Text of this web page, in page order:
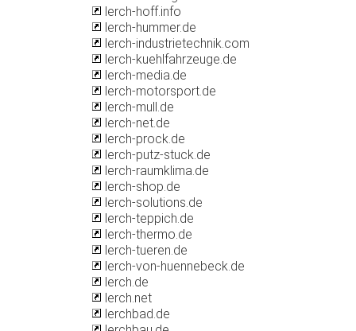
lerch-hoff.info
lerch-hummer.de
lerch-industrietechnik.com
lerch-kuehlfahrzeuge.de
lerch-media.de
lerch-motorsport.de
lerch-mull.de
lerch-net.de
lerch-prock.de
lerch-putz-stuck.de
lerch-raumklima.de
lerch-shop.de
lerch-solutions.de
lerch-teppich.de
lerch-thermo.de
lerch-tueren.de
lerch-von-huennebeck.de
lerch.de
lerch.net
lerchbad.de